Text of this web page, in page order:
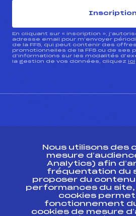
Inscription
En cliquant sur « inscription »,
adresse email pour m’envoyer
de la FFS, qui peut contenir des
promotionnelles de la FFS ou de ses
d’informations sur les modalités
la gestion de vos données, cliquez ici
ESPACE PRESSE
Ressources
Pass’Neige
Projet sportif fédéral
Projet de performance
Nous utilisons des
mesure
Analytics) afin
fréquentation du
proposer du
performances du site,
cookies
fonctionnement
cookies de mesure